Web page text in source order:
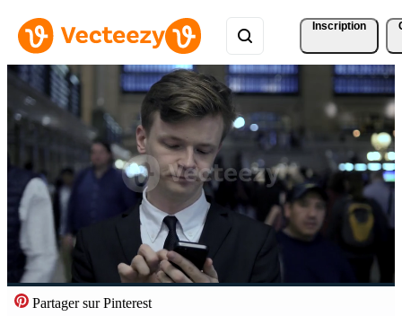
Inscription
Partager sur Pinterest